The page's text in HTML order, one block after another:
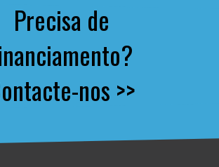
Precisa de
nos >>